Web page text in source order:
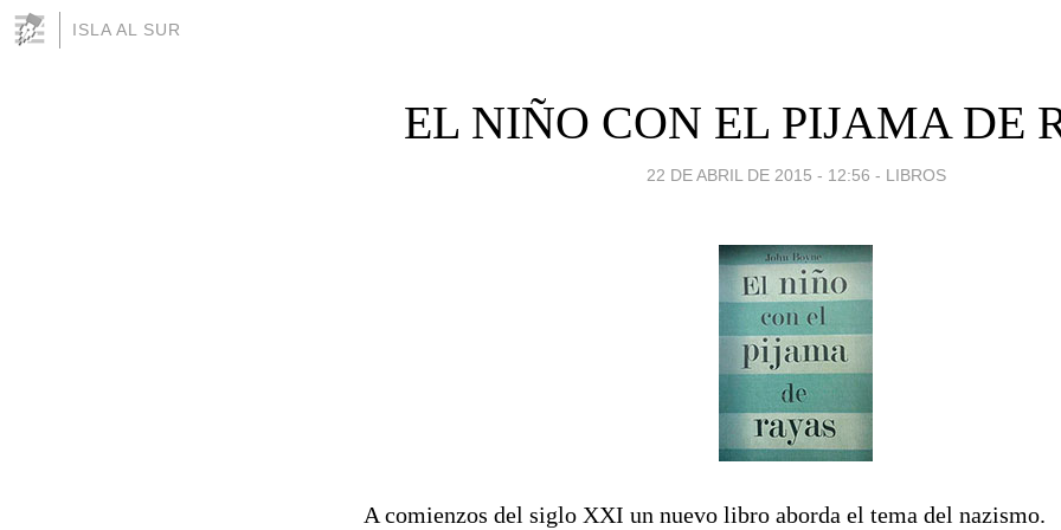
ISLA AL SUR
EL NIÑO CON EL PIJAMA DE
22 DE ABRIL DE 2015 - 12:56 - LIBROS
A comienzos del siglo XXI un nuevo libro aborda el tema del nazismo.